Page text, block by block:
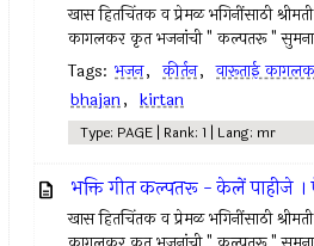
खास हितचिंतक व प्रेमळ भगिनींसाठी
कागलकर कृत भजनांची " कल्पतरू "
Tags: भजन, कीर्तन, वारूताई
bhajan, kirtan
Type: PAGE | Rank: 1 | Lang: mr
भक्ति गीत कल्पतरू - केलें पाहीजे
खास हितचिंतक व प्रेमळ भगिनींसाठी